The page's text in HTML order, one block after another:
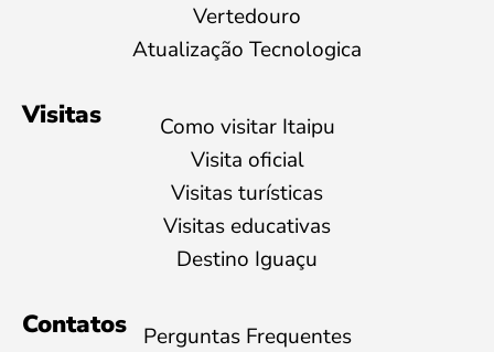
Vertedouro
Atualização Tecnologica
Visitas
Como visitar Itaipu
Visita oficial
Visitas turísticas
Visitas educativas
Destino Iguaçu
Contatos
Perguntas Frequentes